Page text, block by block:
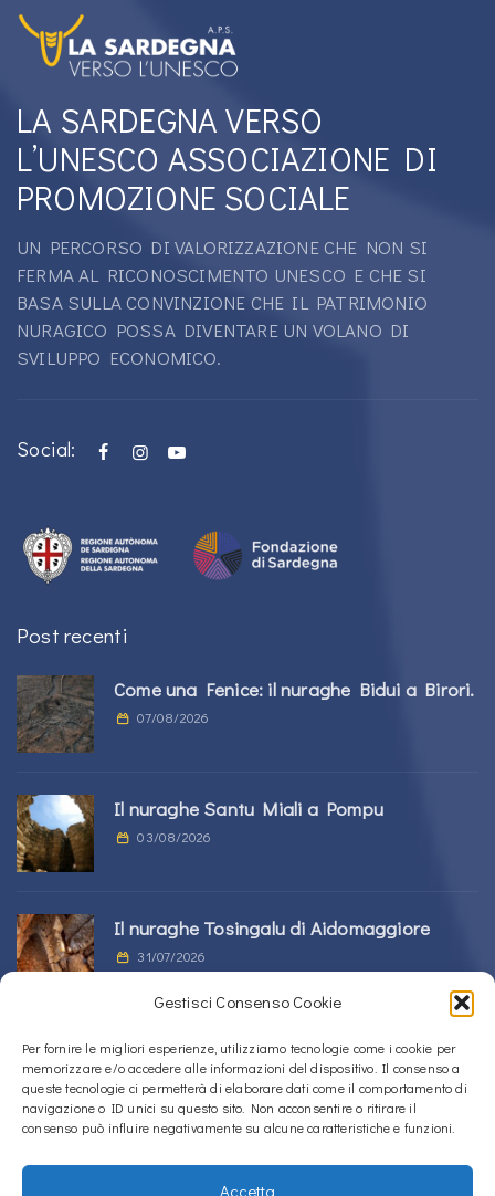
Gestisci Consenso Cookie
Per fornire le migliori esperienze, utilizziamo tecnologie come i cookie per
memorizzare e/o accedere alle informazioni del dispositivo. Il consenso a
queste tecnologie ci permetterà di elaborare dati come il comportamento di
navigazione o ID unici su questo sito. Non acconsentire o ritirare il
consenso può influire negativamente su alcune caratteristiche e funzioni.
Accetta
LA SARDEGNA VERSO
L’UNESCO ASSOCIAZIONE DI
PROMOZIONE SOCIALE
UN PERCORSO DI VALORIZZAZIONE CHE NON SI
FERMA AL RICONOSCIMENTO UNESCO E CHE SI
BASA SULLA CONVINZIONE CHE IL PATRIMONIO
NURAGICO POSSA DIVENTARE UN VOLANO DI
SVILUPPO ECONOMICO.
Social:
Post recenti
Come una Fenice: il nuraghe Bidui a Birori.
07/08/2026
Il nuraghe Santu Miali a Pompu
03/08/2026
Il nuraghe Tosingalu di Aidomaggiore
31/07/2026
La tomba di giganti s’Ortali ‘e su Monte a
Tortolì
21/07/2026